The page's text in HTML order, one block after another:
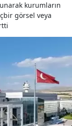
kurumların
görsel veya